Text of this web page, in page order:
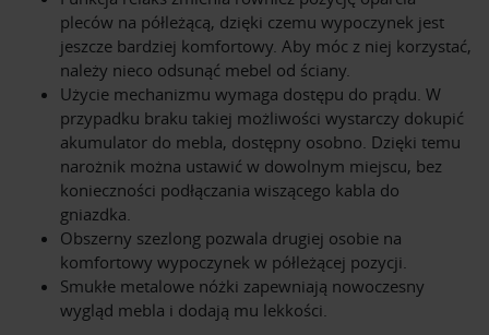
pleców na półleżącą, dzięki czemu wypoczynek jest
jeszcze bardziej komfortowy. Aby móc z niej korzystać,
należy nieco odsunąć mebel od ściany.
Użycie mechanizmu wymaga dostępu do prądu. W
przypadku braku takiej możliwości wystarczy dokupić
akumulator do mebla, dostępny osobno. Dzięki temu
narożnik można ustawić w dowolnym miejscu, bez
konieczności podłączania wiszącego kabla do
gniazdka.
Obszerny szezlong pozwala drugiej osobie na
komfortowy wypoczynek w półleżącej pozycji.
Smukłe metalowe nóżki zapewniają nowoczesny
wygląd mebla i dodają mu lekkości.